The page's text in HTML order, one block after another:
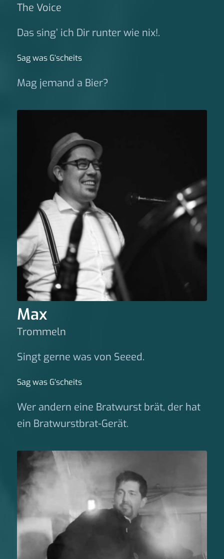
The Voice
Das sing’ ich Dir runter wie nix!.
Sag was G‘scheits
Mag jemand a Bier?
Max
Trommeln
Singt gerne was von Seeed.
Sag was G‘scheits
Wer andern eine Bratwurst brät, der hat
ein Bratwurstbrat-Gerät.